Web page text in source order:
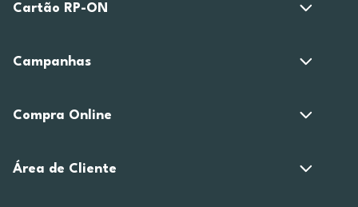
Cartão RP-ON
Campanhas
Compra Online
Área de Cliente